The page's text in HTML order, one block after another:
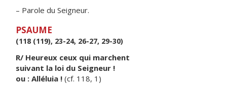
– Parole du Seigneur.
PSAUME
(118 (119), 23-24, 26-27, 29-30)
R/ Heureux ceux qui marchent
suivant la loi du Seigneur !
ou : Alléluia ! (cf. 118, 1)